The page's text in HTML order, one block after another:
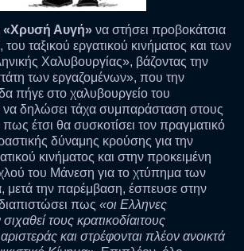
«Χρυσή Αυγή» να στήσει προβοκάτσια
ταξικού εργατικού κινήματος και των
Χαλυβουργίας», βάζοντας την
των εργαζομένων», που την
πήγε στο χαλυβουργείο του
δηλώσει τάχα συμπαράσταση στους
έτσι θα συσκοτίσει τον πραγματικό
δύναμης κρούσης για την
κινήματος και στην προκειμένη
του Μάνεση για το χτύπημα των
μετά την παρέμβαση, έσπευσε στην
πως «οι Ελληνες
τους κρατικοδίαιτους
και στρέφονται πλέον ανοικτά